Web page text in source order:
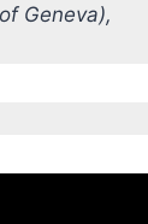
Geneva),